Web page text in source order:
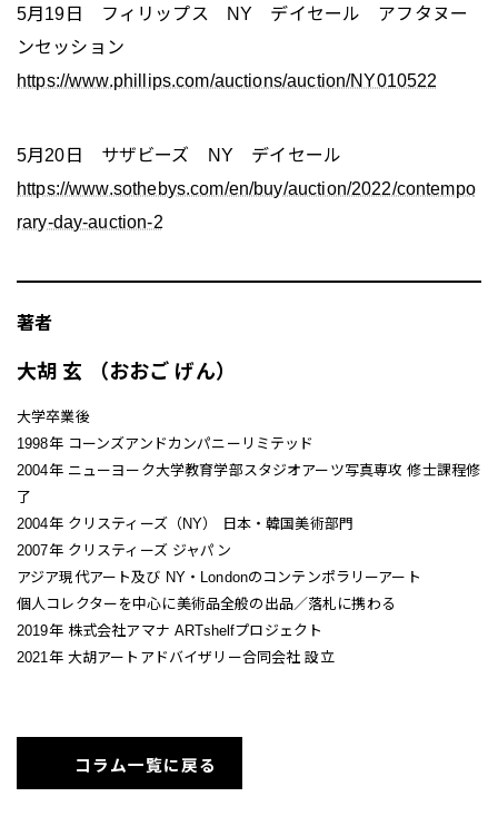
5月19日 フィリップス NY デイセール アフタヌー
ンセッション
https://www.phillips.com/auctions/auction/NY010522
5月20日 サザビーズ NY デイセール
https://www.sothebys.com/en/buy/auction/2022/contempo
rary-day-auction-2
著者
大胡 玄 （おおご げん）
大学卒業後
1998年 コーンズアンドカンパニーリミテッド
2004年 ニューヨーク大学教育学部スタジオアーツ写真専攻 修士課程修
了
2004年 クリスティーズ（NY） 日本・韓国美術部門
2007年 クリスティーズ ジャパン
アジア現代アート及び NY・Londonのコンテンポラリーアート
個人コレクターを中心に美術品全般の出品／落札に携わる
2019年 株式会社アマナ ARTshelfプロジェクト
2021年 大胡アートアドバイザリー合同会社 設立
コラム一覧に戻る